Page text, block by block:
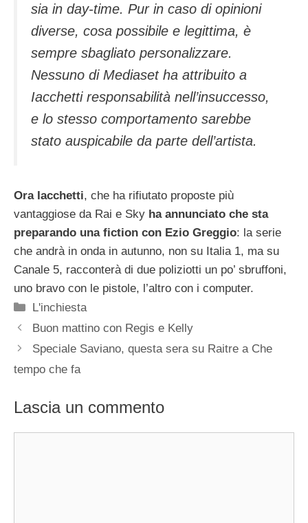
sia in day-time. Pur in caso di opinioni
diverse, cosa possibile e legittima, è
sempre sbagliato personalizzare.
Nessuno di Mediaset ha attribuito a
Iacchetti responsabilità nell’insuccesso,
e lo stesso comportamento sarebbe
stato auspicabile da parte dell’artista.
Ora Iacchetti, che ha rifiutato proposte più
vantaggiose da Rai e Sky ha annunciato che sta
preparando una fiction con Ezio Greggio: la serie
che andrà in onda in autunno, non su Italia 1, ma su
Canale 5, racconterà di due poliziotti un po’ sbruffoni,
uno bravo con le pistole, l’altro con i computer.
Categorie
L'inchiesta
Buon mattino con Regis e Kelly
Speciale Saviano, questa sera su Raitre a Che
tempo che fa
Lascia un commento